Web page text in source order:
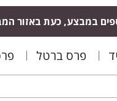
במבצע, כעת באזור
פרס ברטל